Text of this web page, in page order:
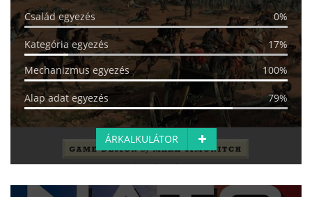
Család egyezés 0%
Kategória egyezés
17%
Mechanizmus egyezés
100%
Alap adat egyezés 79%
ÁRKALKULÁTOR